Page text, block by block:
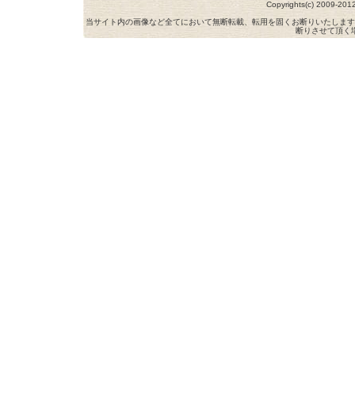
Copyrights(c) 2009-
当サイト内の画像など全てにおいて無断転載、転用を固くお断りいたしま
断りさせて頂く